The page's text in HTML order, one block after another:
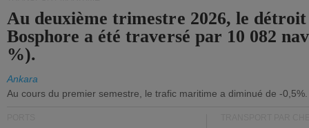
Au deuxième trimestre 2026, le
Bosphore a été traversé par 10 082
%).
Ankara
Au cours du premier semestre, le trafic maritime a diminué de -0,5%.